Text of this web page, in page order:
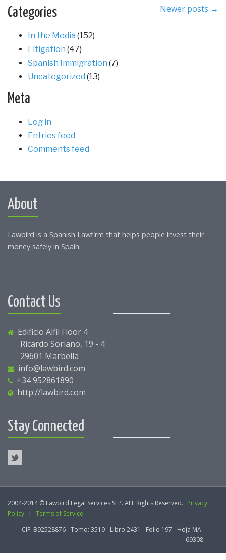
Newer posts →
Categories
In the Media (152)
Litigation (47)
Spanish Immigration (7)
Uncategorized (13)
Meta
Log in
Entries feed
Comments feed
About
Lawbird is a Spanish Lawfirm that helps people invest their
money safely in Spain.
Contact Us
Edificio Alfil Floor 4
Ricardo Soriano, 19 - 4
29601 Marbella
info@lawbird.com
+34 952861890
http://lawbird.com
Stay Connected
2004-2014 © Lawbird Legal Services SLP. ALL Rights Reserved. Privacy
Policy
|
Terms of Service
CIF: B92528876 - Tomo: 3519 - Libro 2431 - Folio 197 - Hoja MA-
69308